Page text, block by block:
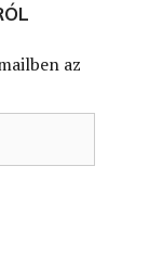
az